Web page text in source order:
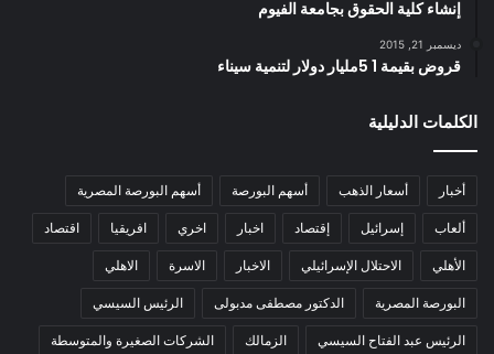
إنشاء كلية الحقوق بجامعة الفيوم
ديسمبر 21, 2015
قروض بقيمة 1 5مليار دولار لتنمية سيناء
الكلمات الدليلية
أخبار أسعار الذهب أسهم البورصة أسهم البورصة المصرية
ألعاب إسرائيل إقتصاد اخبار اخري افريقيا اقتصاد
الأهلي الاحتلال الإسرائيلي الاخبار الاسرة الاهلي
البورصة المصرية الدكتور مصطفى مدبولى الرئيس السيسي
الرئيس عبد الفتاح السيسي الزمالك الشركات الصغيرة والمتوسطة